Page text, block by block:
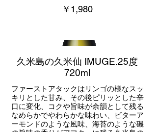
￥1,980
久米島の久米仙 IMUGE.25度
720ml
ファーストアタックはリンゴの様なスッ
キリとした甘み、その後ピリッとした辛
口に変化、コクや旨味が余韻として残る
なめらかでやわらかな味わい、ビターア
ーモンドのような風味、海苔のような磯